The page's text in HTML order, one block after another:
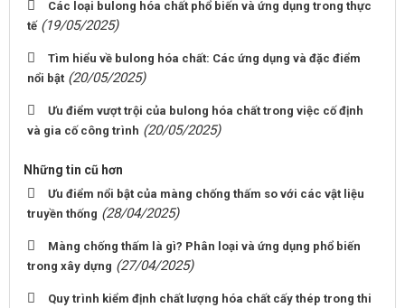
Các loại bulong hóa chất phổ biến và ứng dụng trong thực
tế (19/05/2025)
Tìm hiểu về bulong hóa chất: Các ứng dụng và đặc điểm
nổi bật (20/05/2025)
Ưu điểm vượt trội của bulong hóa chất trong việc cố định
và gia cố công trình (20/05/2025)
Những tin cũ hơn
Ưu điểm nổi bật của màng chống thấm so với các vật liệu
truyền thống (28/04/2025)
Màng chống thấm là gì? Phân loại và ứng dụng phổ biến
trong xây dựng (27/04/2025)
Quy trình kiểm định chất lượng hóa chất cấy thép trong thi